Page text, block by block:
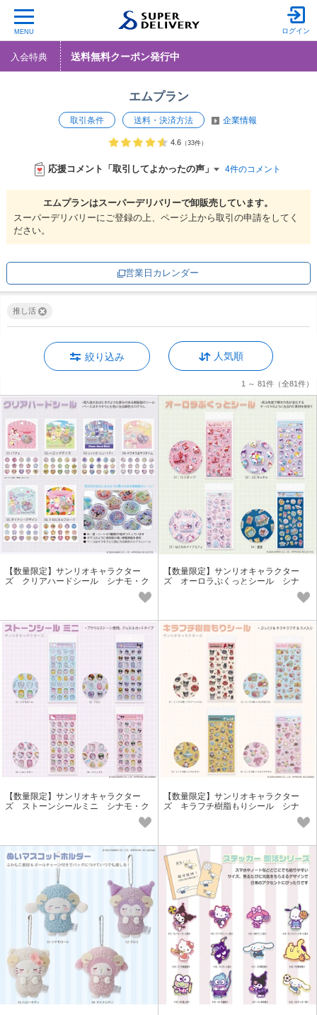
MENU ログイン
入会特典 送料無料クーポン発行中
エムプラン
取引条件 送料・決済方法 企業情報
4.6 （33件）
応援コメント「取引してよかったの声」 4件のコメント
エムプランはスーパーデリバリーで卸販売しています。
スーパーデリバリーにご登録の上、ページ上から取引の申請をしてく
ださい。
営業日カレンダー
推し活
絞り込み 人気順
1 ～ 81件 （全81件）
【数量限定】サンリオキャラクター
ズ クリアハードシール シナモ・ク
【数量限定】サンリオキャラクター
ズ オーロラぷくっとシール シナ
【数量限定】サンリオキャラクター
ズ ストーンシールミニ シナモ・ク
【数量限定】サンリオキャラクター
ズ キラフチ樹脂もりシール シナ